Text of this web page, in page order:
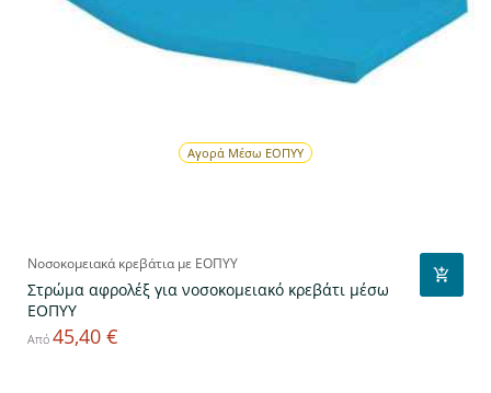
Αγορά Μέσω ΕΟΠΥΥ
Νοσοκομειακά κρεβάτια με ΕΟΠΥΥ
Στρώμα αφρολέξ για νοσοκομειακό κρεβάτι μέσω
ΕΟΠΥΥ
Από Τιμή
45,40 €